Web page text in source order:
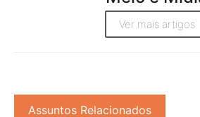
Ver mais artigos
Assuntos Relacionados